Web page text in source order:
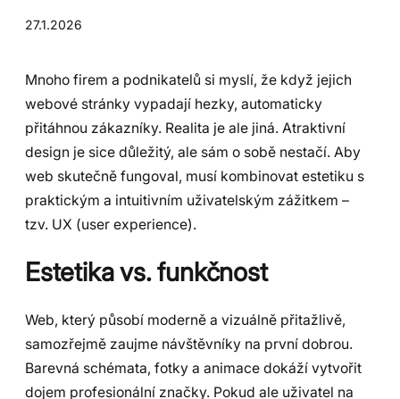
27.1.2026
Mnoho firem a podnikatelů si myslí, že když jejich
webové stránky vypadají hezky, automaticky
přitáhnou zákazníky. Realita je ale jiná. Atraktivní
design je sice důležitý, ale sám o sobě nestačí. Aby
web skutečně fungoval, musí kombinovat estetiku s
praktickým a intuitivním uživatelským zážitkem –
tzv. UX (user experience).
Estetika vs. funkčnost
Web, který působí moderně a vizuálně přitažlivě,
samozřejmě zaujme návštěvníky na první dobrou.
Barevná schémata, fotky a animace dokáží vytvořit
dojem profesionální značky. Pokud ale uživatel na